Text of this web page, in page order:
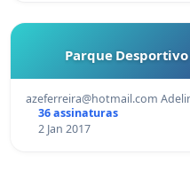
Parque Desportivo
azeferreira@hotmail.com
36 assinaturas
2 Jan 2017